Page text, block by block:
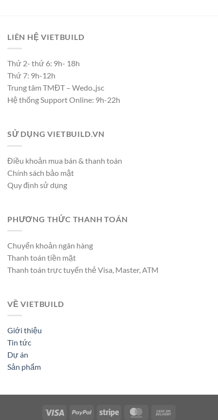
LIÊN HỆ VIETBUILD
Thứ 2- thứ 6: 9h- 18h
Thứ 7: 9h-12h
Trung tâm TMĐT – Wedo.,jsc
Hệ thống Support Online: 9h-22h
SỬ DỤNG VIETBUILD.VN
Điều khoản mua bán & thanh toán
Chính sách bảo mật
Quy định sử dụng
PHƯƠNG THỨC THANH TOÁN
Chuyển khoản ngân hàng
Thanh toán tiền mặt
Thanh toán trực tuyến thẻ Visa, Master, ATM
VỀ VIETBUILD
Giới thiệu
Tin tức
Dự án
Sản phẩm